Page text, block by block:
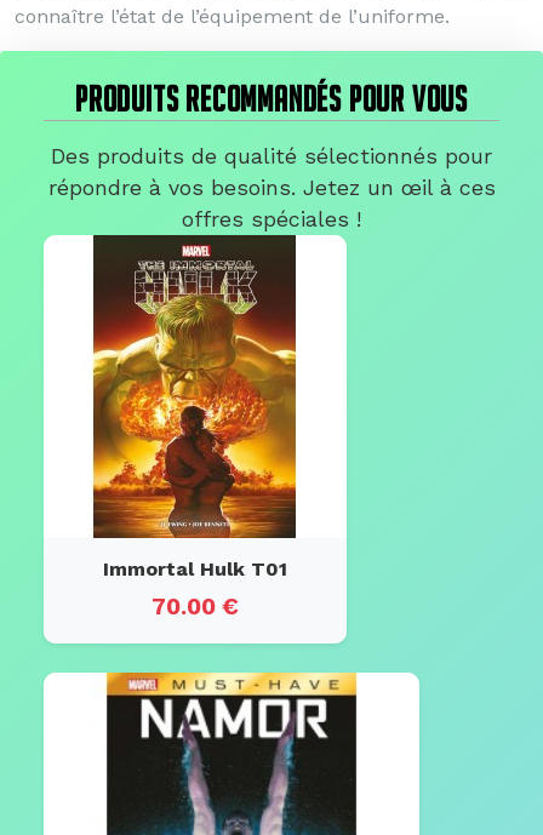
connaître l’état de l’équipement de l’uniforme.
PRODUITS RECOMMANDÉS POUR VOUS
Des produits de qualité sélectionnés pour
répondre à vos besoins. Jetez un œil à ces
offres spéciales !
Immortal Hulk T01
70.00 €